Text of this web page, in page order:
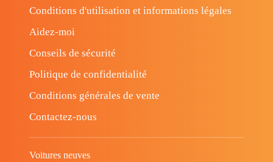
Conditions d'utilisation et informations légales
Aidez-moi
Conseils de sécurité
Politique de confidentialité
Conditions générales de vente
Contactez-nous
Voitures neuves